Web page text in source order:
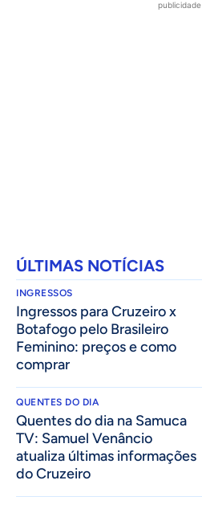
publicidade
ÚLTIMAS NOTÍCIAS
INGRESSOS
Ingressos para Cruzeiro x
Botafogo pelo Brasileiro
Feminino: preços e como
comprar
QUENTES DO DIA
Quentes do dia na Samuca
TV: Samuel Venâncio
atualiza últimas informações
do Cruzeiro